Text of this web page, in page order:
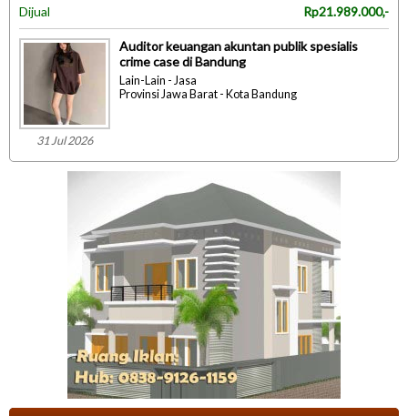
Dijual Rp21.989.000,-
31 Jul 2026
Auditor keuangan akuntan publik spesialis
crime case di Bandung
Lain-Lain - Jasa
Provinsi Jawa Barat - Kota Bandung